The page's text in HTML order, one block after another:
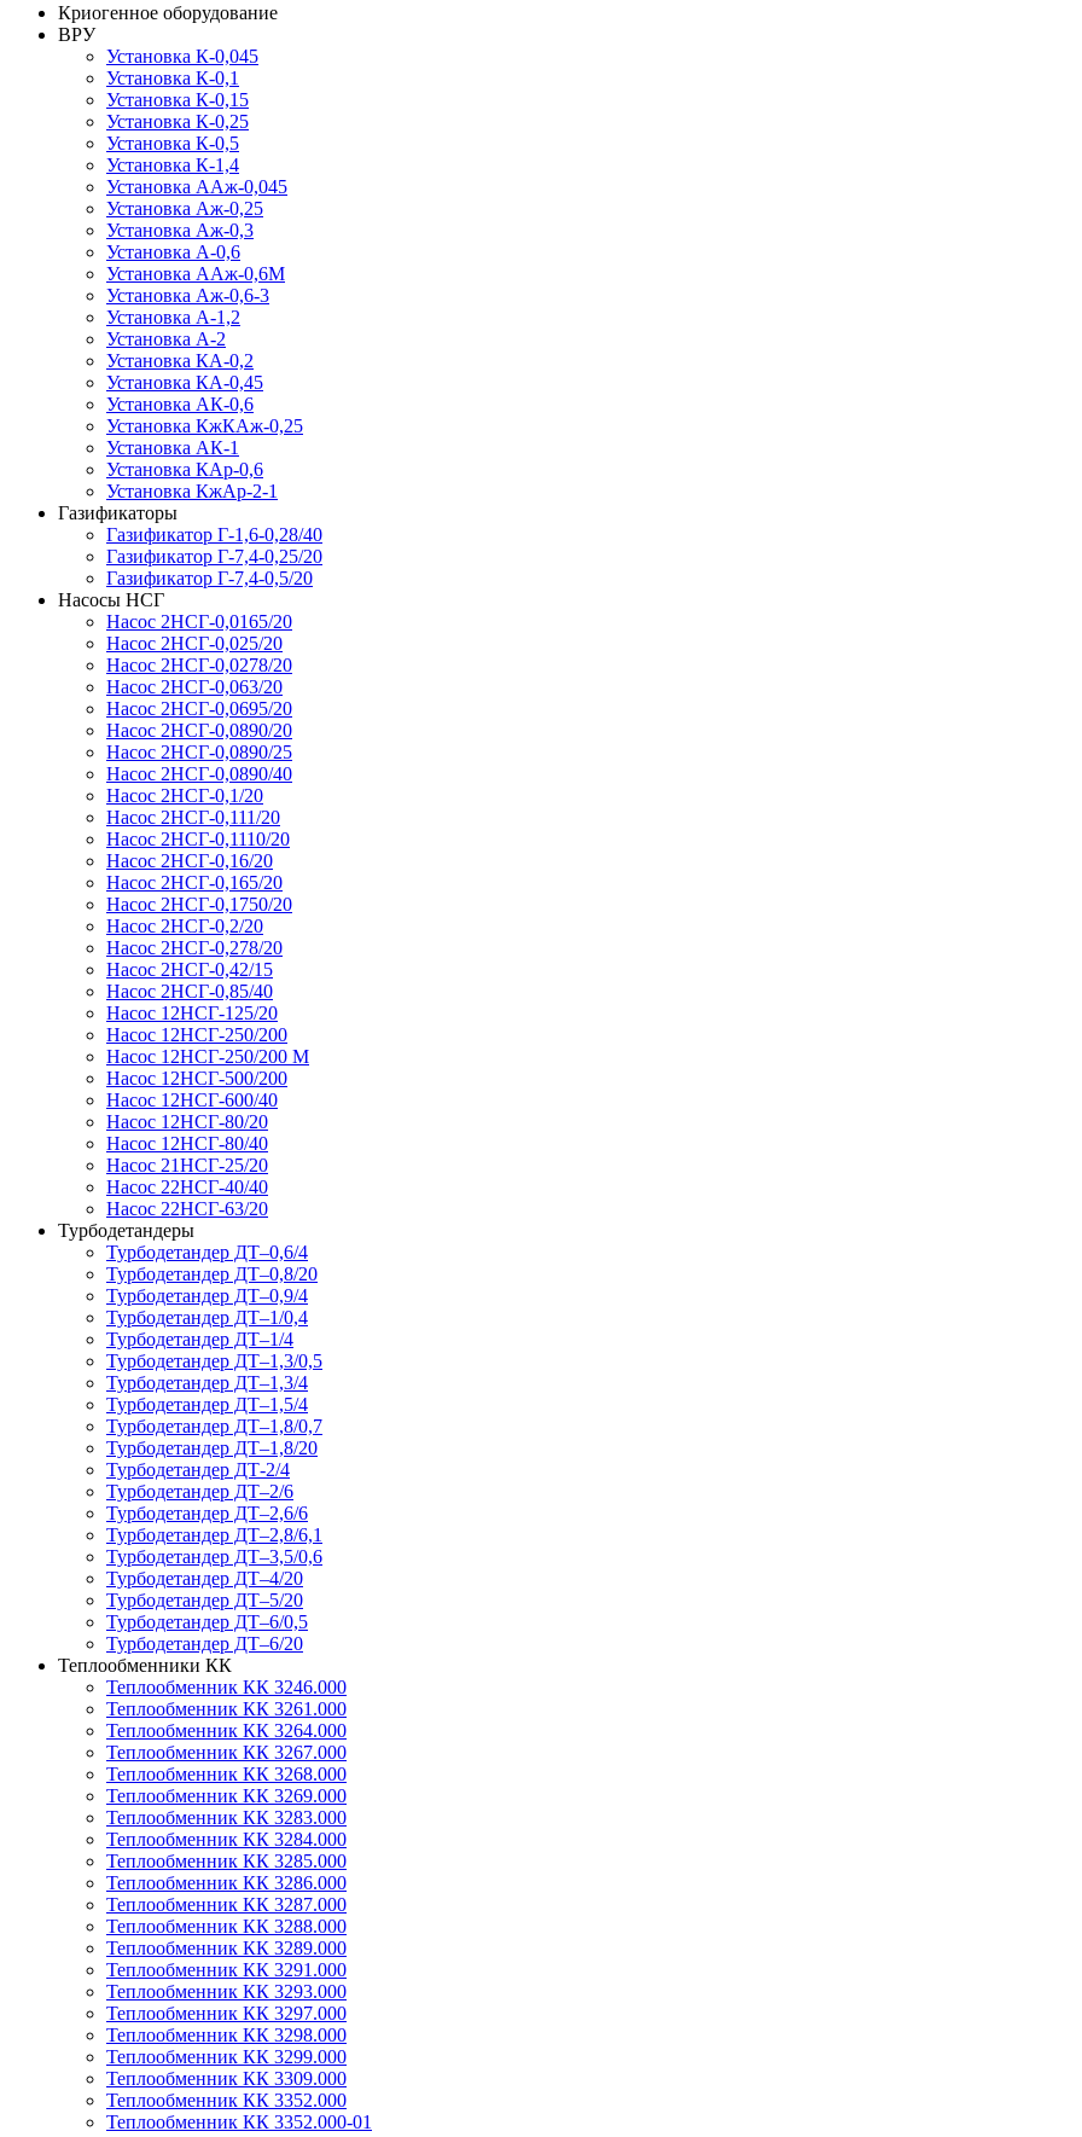
Криогенное оборудование
ВРУ
Установка К-0,045
Установка К-0,1
Установка К-0,15
Установка К-0,25
Установка К-0,5
Установка К-1,4
Установка ААж-0,045
Установка Аж-0,25
Установка Аж-0,3
Установка А-0,6
Установка ААж-0,6М
Установка Аж-0,6-3
Установка А-1,2
Установка А-2
Установка КА-0,2
Установка КА-0,45
Установка АК-0,6
Установка КжКАж-0,25
Установка АК-1
Установка КАр-0,6
Установка КжАр-2-1
Газификаторы
Газификатор Г-1,6-0,28/40
Газификатор Г-7,4-0,25/20
Газификатор Г-7,4-0,5/20
Насосы НСГ
Насос 2НСГ-0,0165/20
Насос 2НСГ-0,025/20
Насос 2НСГ-0,0278/20
Насос 2НСГ-0,063/20
Насос 2НСГ-0,0695/20
Насос 2НСГ-0,0890/20
Насос 2НСГ-0,0890/25
Насос 2НСГ-0,0890/40
Насос 2НСГ-0,1/20
Насос 2НСГ-0,111/20
Насос 2НСГ-0,1110/20
Насос 2НСГ-0,16/20
Насос 2НСГ-0,165/20
Насос 2НСГ-0,1750/20
Насос 2НСГ-0,2/20
Насос 2НСГ-0,278/20
Насос 2НСГ-0,42/15
Насос 2НСГ-0,85/40
Насос 12НСГ-125/20
Насос 12НСГ-250/200
Насос 12НСГ-250/200 М
Насос 12НСГ-500/200
Насос 12НСГ-600/40
Насос 12НСГ-80/20
Насос 12НСГ-80/40
Насос 21НСГ-25/20
Насос 22НСГ-40/40
Насос 22НСГ-63/20
Турбодетандеры
Турбодетандер ДТ–0,6/4
Турбодетандер ДТ–0,8/20
Турбодетандер ДТ–0,9/4
Турбодетандер ДТ–1/0,4
Турбодетандер ДТ–1/4
Турбодетандер ДТ–1,3/0,5
Турбодетандер ДТ–1,3/4
Турбодетандер ДТ–1,5/4
Турбодетандер ДТ–1,8/0,7
Турбодетандер ДТ–1,8/20
Турбодетандер ДТ-2/4
Турбодетандер ДТ–2/6
Турбодетандер ДТ–2,6/6
Турбодетандер ДТ–2,8/6,1
Турбодетандер ДТ–3,5/0,6
Турбодетандер ДТ–4/20
Турбодетандер ДТ–5/20
Турбодетандер ДТ–6/0,5
Турбодетандер ДТ–6/20
Теплообменники КК
Теплообменник КК 3246.000
Теплообменник КК 3261.000
Теплообменник КК 3264.000
Теплообменник КК 3267.000
Теплообменник КК 3268.000
Теплообменник КК 3269.000
Теплообменник КК 3283.000
Теплообменник КК 3284.000
Теплообменник КК 3285.000
Теплообменник КК 3286.000
Теплообменник КК 3287.000
Теплообменник КК 3288.000
Теплообменник КК 3289.000
Теплообменник КК 3291.000
Теплообменник КК 3293.000
Теплообменник КК 3297.000
Теплообменник КК 3298.000
Теплообменник КК 3299.000
Теплообменник КК 3309.000
Теплообменник КК 3352.000
Теплообменник КК 3352.000-01